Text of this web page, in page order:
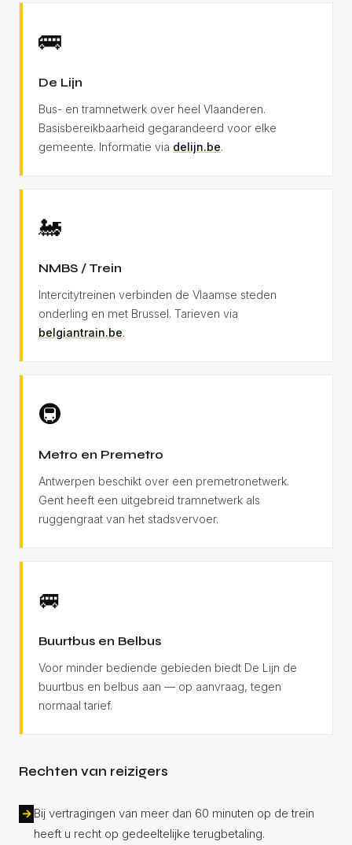
🚌
De Lijn
Bus- en tramnetwerk over heel Vlaanderen.
Basisbereikbaarheid gegarandeerd voor elke
gemeente. Informatie via delijn.be.
🚂
NMBS / Trein
Intercitytreinen verbinden de Vlaamse steden
onderling en met Brussel. Tarieven via
belgiantrain.be.
🚇
Metro en Premetro
Antwerpen beschikt over een premetronetwerk.
Gent heeft een uitgebreid tramnetwerk als
ruggengraat van het stadsvervoer.
🚐
Buurtbus en Belbus
Voor minder bediende gebieden biedt De Lijn de
buurtbus en belbus aan — op aanvraag, tegen
normaal tarief.
Rechten van reizigers
Bij vertragingen van meer dan 60 minuten op de trein
heeft u recht op gedeeltelijke terugbetaling.